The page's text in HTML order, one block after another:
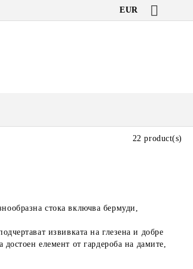
EUR
стока включва бермуди ,
извивката на глезена и добре
елемент от гардероба на дамите,
22 product(s)